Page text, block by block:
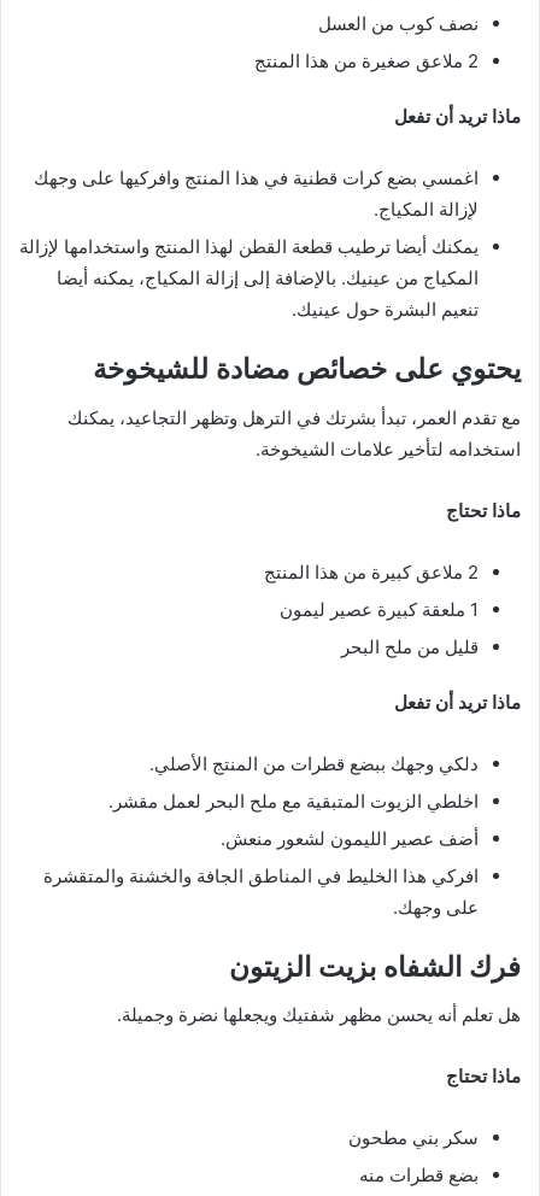
نصف كوب من العسل
2 ملاعق صغيرة من هذا المنتج
ماذا تريد أن تفعل
اغمسي بضع كرات قطنية في هذا المنتج وافركيها على وجهك
لإزالة المكياج.
يمكنك أيضا ترطيب قطعة القطن لهذا المنتج واستخدامها لإزالة
المكياج من عينيك. بالإضافة إلى إزالة المكياج، يمكنه أيضا
تنعيم البشرة حول عينيك.
يحتوي على خصائص مضادة للشيخوخة
مع تقدم العمر، تبدأ بشرتك في الترهل وتظهر التجاعيد، يمكنك
استخدامه لتأخير علامات الشيخوخة.
ماذا تحتاج
2 ملاعق كبيرة من هذا المنتج
1 ملعقة كبيرة عصير ليمون
قليل من ملح البحر
ماذا تريد أن تفعل
دلكي وجهك ببضع قطرات من المنتج الأصلي.
اخلطي الزيوت المتبقية مع ملح البحر لعمل مقشر.
أضف عصير الليمون لشعور منعش.
افركي هذا الخليط في المناطق الجافة والخشنة والمتقشرة
على وجهك.
فرك الشفاه بزيت الزيتون
هل تعلم أنه يحسن مظهر شفتيك ويجعلها نضرة وجميلة.
ماذا تحتاج
سكر بني مطحون
بضع قطرات منه